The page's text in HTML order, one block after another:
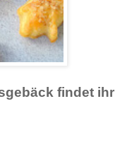
findet ihr